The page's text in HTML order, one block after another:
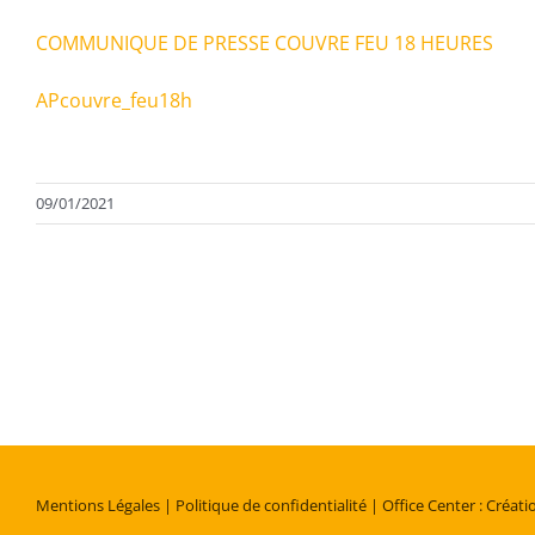
COMMUNIQUE DE PRESSE COUVRE FEU 18 HEURES
APcouvre_feu18h
09/01/2021
Mentions Légales | Politique de confidentialité | Office Center :